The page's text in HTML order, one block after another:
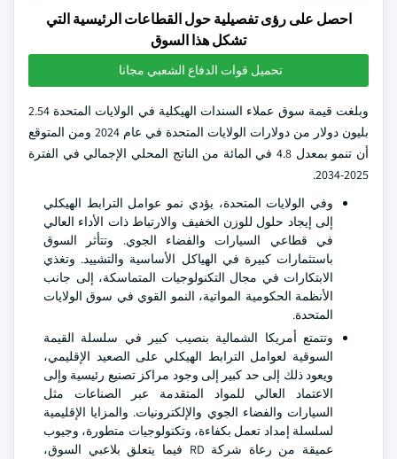
احصل على رؤى تفصيلية حول القطاعات الرئيسية التي
تشكل هذا السوق
تحميل قوات الدفاع الشعبي مجانا
وبلغت قيمة سوق عملاء السندات الهيكلية في الولايات المتحدة 2.54
بليون دولار من دولارات الولايات المتحدة في عام 2024 ومن المتوقع
أن تنمو بمعدل 4.8 في المائة من الناتج المحلي الإجمالي في الفترة
2025-2034.
وفي الولايات المتحدة، يؤدي نمو عوامل الترابط الهيكلي
إلى إيجاد حلول للوزن الخفيف والارتباط ذات الأداء العالي
في قطاعي السيارات والفضاء الجوي. وتتأثر السوق
باستثمارات كبيرة في الهياكل الأساسية والتشييد. وتغذي
الابتكارات في مجال التكنولوجيات المتماسكة، إلى جانب
الأنظمة الحكومية المواتية، النمو القوي في سوق الولايات
المتحدة.
وتتمتع أمريكا الشمالية بنصيب كبير في سلسلة القيمة
السوقية لعوامل الترابط الهيكلي على الصعيد الإقليمي،
ويعود ذلك إلى حد كبير إلى وجود مراكز تصنيع رئيسية وإلى
الاعتماد العالي للمواد المتقدمة عبر الصناعات مثل
السيارات والفضاء الجوي والإلكترونيات. والمزايا الإقليمية
لسلسلة إمداد تعمل بكفاءة، وتكنولوجيات متطورة، وجيوب
عميقة من رعاة شركة RD فيما يتعلق بلاعبي السوق،